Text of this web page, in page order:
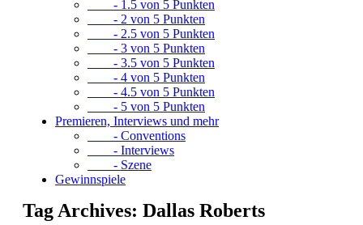
- 1.5 von 5 Punkten
- 2 von 5 Punkten
- 2.5 von 5 Punkten
- 3 von 5 Punkten
- 3.5 von 5 Punkten
- 4 von 5 Punkten
- 4.5 von 5 Punkten
- 5 von 5 Punkten
Premieren, Interviews und mehr
- Conventions
- Interviews
- Szene
Gewinnspiele
Tag Archives: Dallas Roberts